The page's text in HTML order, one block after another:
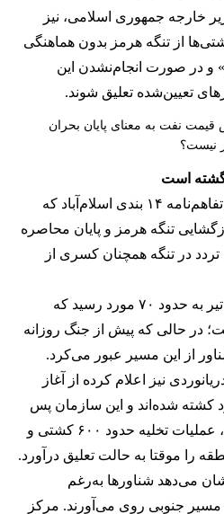
خارجه جمهوری اسلامی، نیز
از تنگه هرمز بدون هماهنگی
و در صورت انجام‌نشدن این
تعیین‌شده تعلیق شوند.
قیمت نفت به معنای پایان بحران
نیست؟
است
با گذشت دو هفته از امضای تفاهم‌نامه ۱۴ بندی اسلام‌آباد که
تنگه هرمز و پایان محاصره
تردد در تنگه همچنان کسری از
شمار تردد شناورها در سوم تیر به حدود ۷۰ مورد رسید که
در حالی که پیش از جنگ روزانه
نیز اعلام کرده از آغاز
هرمز ۱۴ دریانورد کشته شده‌اند و این سازمان پس
از حمله به کشتی سنگاپوری، عملیات تخلیه حدود ۶۰۰ کشتی و
می‌دهد شناورها به‌رغم
مسیر جنوبی روی می‌آورند. مرکز